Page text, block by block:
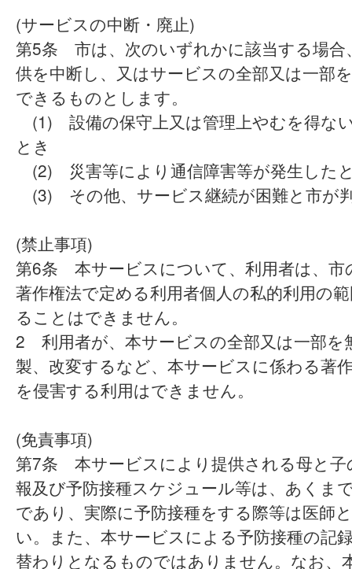
(サービスの中断・廃止)
第5条 市は、次のいずれかに該当する場合
供を中断し、又はサービスの全部又は一部
できるものとします。
(1) 設備の保守上又は管理上やむを得な
とき
(2) 災害等により通信障害等が発生した
(3) その他、サービス継続が困難と市が
(禁止事項)
第6条 本サービスについて、利用者は、市
著作権法で定める利用者個人の私的利用の
ることはできません。
2 利用者が、本サービスの全部又は一部を
製、改変するなど、本サービスに係わる著
を侵害する利用はできません。
(免責事項)
第7条 本サービスにより提供される母と子
報及び予防接種スケジュール等は、あくま
であり、実際に予防接種をする際等は医師
い。また、本サービスによる予防接種の記
替わりとなるものではありません。なお、